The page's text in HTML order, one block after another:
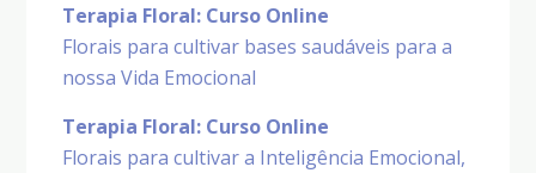
Terapia Floral: Curso Online
Florais para cultivar bases saudáveis para a
nossa Vida Emocional
Terapia Floral: Curso Online
Florais para cultivar a Inteligência Emocional,